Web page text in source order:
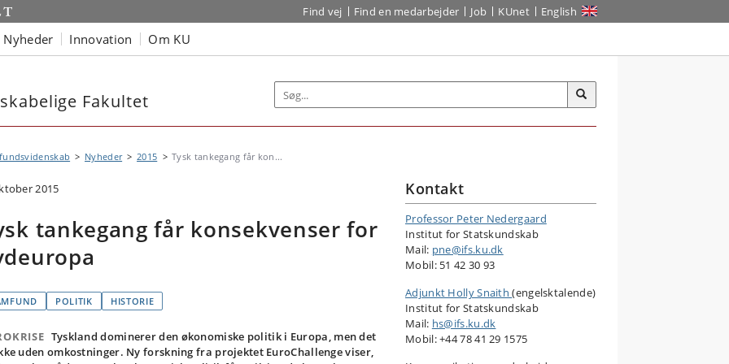
Find vej Find en medarbejder Job KUnet English
Nyheder Innovation Om KU
Fakultet
Nyheder 2015 Tysk tankegang får kon...
2015
tankegang får konsekvenser for
POLITIK HISTORIE
Tyskland dominerer den økonomiske politik i Europa, men det
uden omkostninger. Ny forskning fra projektet EuroChallenge viser,
Kontakt
Professor Peter Nedergaard
Institut for Statskundskab
Mail: pne@ifs.ku.dk
Mobil: 51 42 30 93
Adjunkt Holly Snaith(engelsktalende)
Institut for Statskundskab
Mail: hs@ifs.ku.dk
Mobil: +44 78 41 29 1575